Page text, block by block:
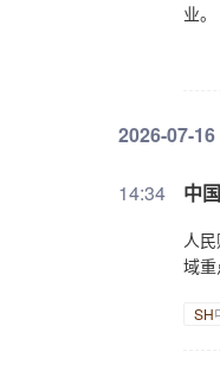
业。
2026-07-
14:34 中
人
域
SH